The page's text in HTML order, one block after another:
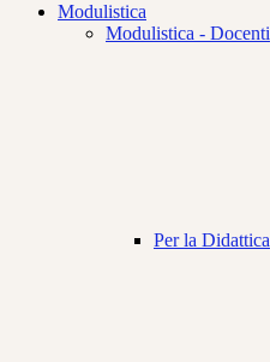
Modulistica
Modulistica - Docenti
Per la Didattica